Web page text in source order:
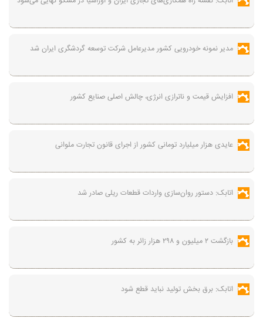
مدیر نمونه خودرویی کشور مدیرعامل شرکت توسعه گردشگری ایران شد
افزایش قیمت و ناترازی انرژی، چالش اصلی صنایع کشور
عایدی هزار میلیارد تومانی کشور از اجرای قانون تجارت ملوانی
اتابک: دستور روان‌سازی واردات قطعات ریلی صادر شد
بازگشت ۲ میلیون و ۲۹۸ هزار زائر به کشور
اتابک: برق بخش تولید نباید قطع شود